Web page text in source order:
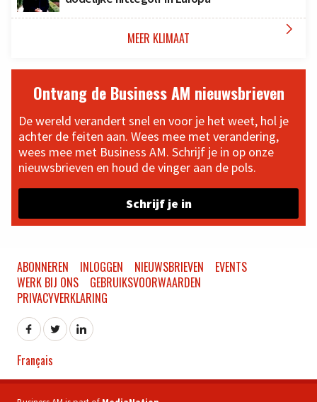
MEER KLIMAAT 
Ontvang de Business AM nieuwsbrieven
De wereld verandert snel en voor je het weet, hol je
achter de feiten aan. Wees mee met verandering,
wees mee met Business AM. Schrijf je in op onze
nieuwsbrieven en houd de vinger aan de pols.
Schrijf je in
ABONNEREN INLOGGEN NIEUWSBRIEVEN
EVENTS
WERK BIJ ONS
GEBRUIKSVOORWAARDEN
PRIVACYVERKLARING
Français